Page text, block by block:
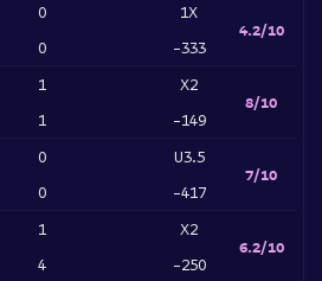
0
0
1X
-333
4.2/10
1
1
X2
-149
8/10
0
0
U3.5
-417
7/10
1
4
X2
-250
6.2/10